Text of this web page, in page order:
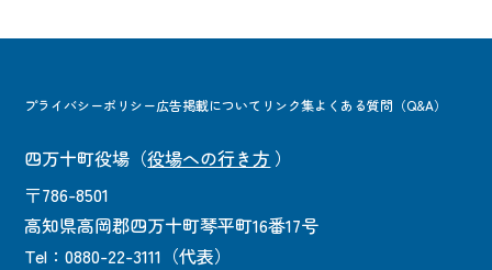
プライバシーポリシー広告掲載について リンク集よくある質問（Q&A）
四万十町役場 （役場への行き方 ）
〒786-8501
高知県高岡郡四万十町琴平町16番17号
Tel：0880-22-3111（代表）